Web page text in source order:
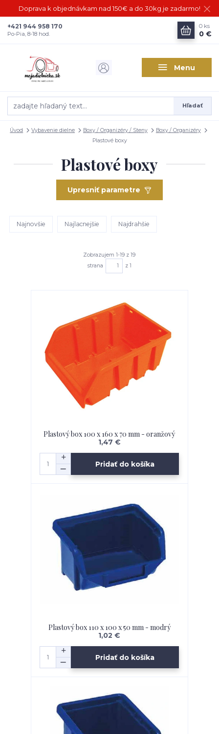
Doprava k objednávkam nad 150€ a do 30kg je zadarmo!
Menu
Hľadať
+421 944 958 170
Po-Pia, 8-18 hod.
0 ks
0 €
Úvod Vybavenie dielne Boxy / Organizéry / Steny
Boxy / Organizéry
Plastové boxy
Plastové boxy
Upresniť parametre
Najnovšie Najlacnejšie Najdrahšie
Zobrazujem 1-19 z 19
strana
z 1
Plastový box 100 x 160 x 70 mm - oranžový
1,47 €
Pridať do košíka
Plastový box 110 x 100 x 50 mm - modrý
1,02 €
Pridať do košíka